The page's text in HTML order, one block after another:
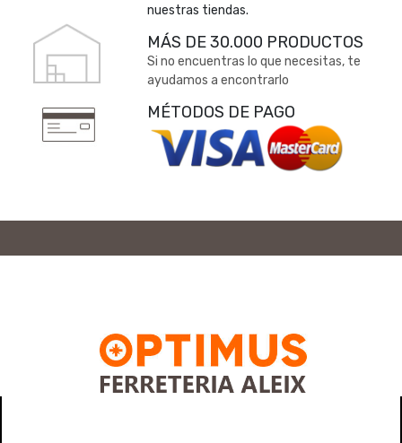
nuestras tiendas.
MÁS DE 30.000 PRODUCTOS
Si no encuentras lo que necesitas, te
ayudamos a encontrarlo
MÉTODOS DE PAGO